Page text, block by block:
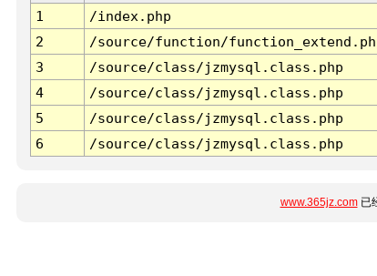
1
/index.php
2
/source/function/
3
/source/class/jzmysql.class.php
4
/source/class/jzmysql.class.php
5
/source/class/jzmysql.class.php
6
/source/class/jzmysql.class.php
www.365jz.com已